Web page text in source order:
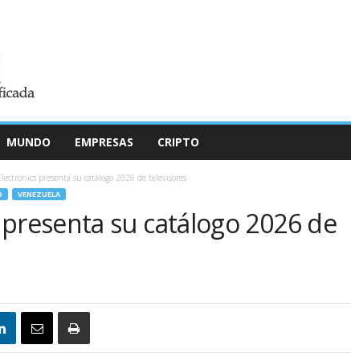
MUNDO EMPRESAS CRIPTO
presenta su catálogo 2026 de televisores
VENEZUELA
su catálogo 2026 de